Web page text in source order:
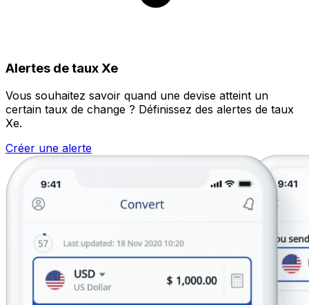
Alertes de taux Xe
Vous souhaitez savoir quand une devise atteint un
certain taux de change ? Définissez des alertes de taux
Xe.
Créer une alerte